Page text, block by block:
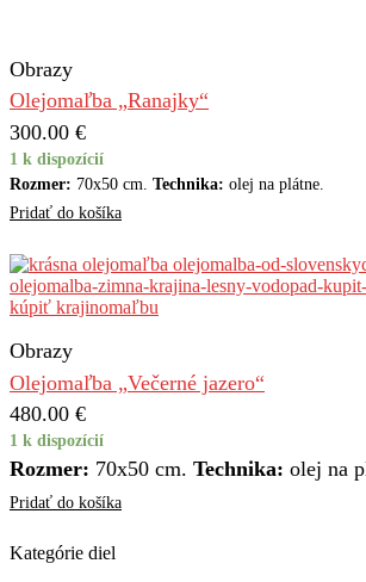
Obrazy
Olejomaľba „Ranajky“
300.00 €
1 k dispozícií
Rozmer: 70x50 cm. Technika: olej na plátne.
Pridať do košíka
Obrazy
Olejomaľba „Večerné jazero“
480.00 €
1 k dispozícií
Rozmer: 70x50 cm. Technika: olej na
Pridať do košíka
Kategórie diel